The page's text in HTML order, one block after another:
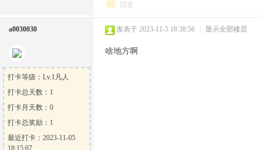
回复
a0030030
打卡等级：Lv.1凡人
打卡总天数：1
打卡月天数：0
打卡总奖励：1
最近打卡：2023-11-05
发表于 2023-11-5 18:38:56 显示全部楼层
啥地方啊